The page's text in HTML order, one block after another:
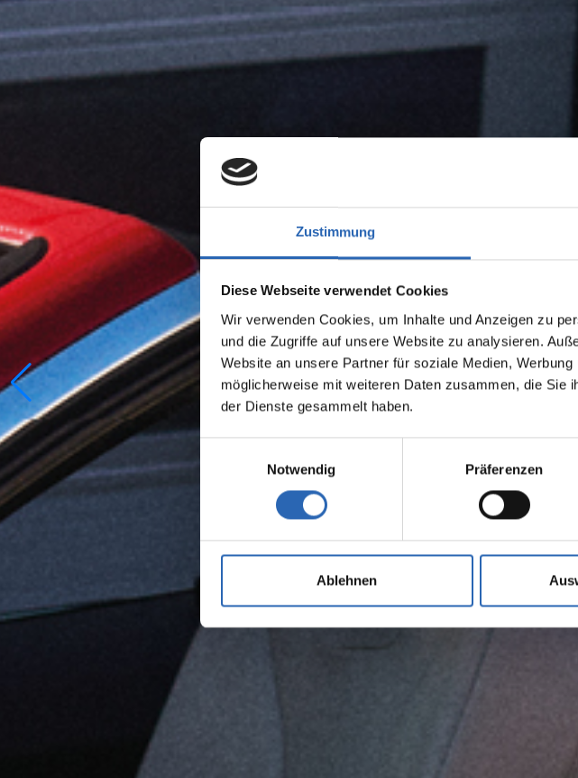
Zustimmung
Diese Webseite verwendet Cookies
Wir verwenden Cookies, um Inhalte und Anzeigen zu
und die Zugriffe auf unsere Website zu analysieren.
Website an unsere Partner für soziale Medien,
möglicherweise mit weiteren Daten zusammen, die Sie
der Dienste gesammelt haben.
Notwendig
Präferenzen
Ablehnen